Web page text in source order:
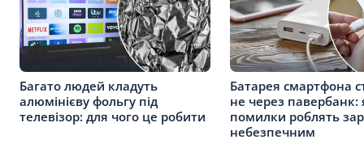
Багато людей кладуть
алюмінієву фольгу під
телевізор: для чого це робити
Батарея смартфона
не через павербанк:
помилки роблять
небезпечним